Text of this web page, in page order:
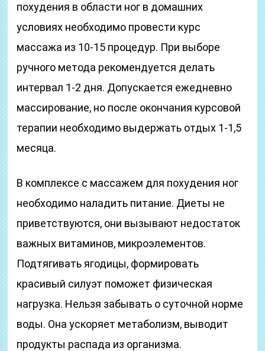
похудения в области ног в домашних
условиях необходимо провести курс
массажа из 10-15 процедур. При выборе
ручного метода рекомендуется делать
интервал 1-2 дня. Допускается ежедневно
массирование, но после окончания курсовой
терапии необходимо выдержать отдых 1-1,5
месяца.
В комплексе с массажем для похудения ног
необходимо наладить питание. Диеты не
приветствуются, они вызывают недостаток
важных витаминов, микроэлементов.
Подтягивать ягодицы, формировать
красивый силуэт поможет физическая
нагрузка. Нельзя забывать о суточной норме
воды. Она ускоряет метаболизм, выводит
продукты распада из организма.